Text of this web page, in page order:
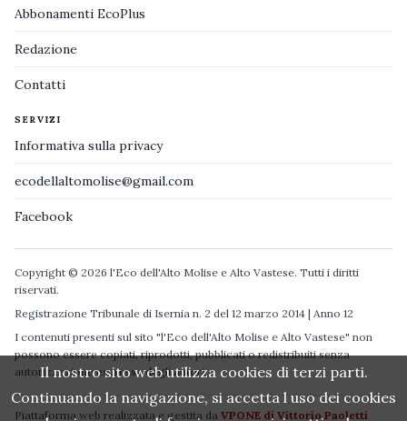
Abbonamenti EcoPlus
Redazione
Contatti
SERVIZI
Informativa sulla privacy
ecodellaltomolise@gmail.com
Facebook
Copyright © 2026 l'Eco dell'Alto Molise e Alto Vastese. Tutti i diritti
riservati.
Registrazione Tribunale di Isernia n. 2 del 12 marzo 2014 | Anno 12
I contenuti presenti sul sito "l'Eco dell'Alto Molise e Alto Vastese" non
possono essere copiati, riprodotti, pubblicati o redistribuiti senza
autorizzazione espressa degli autori.
Piattaforma web realizzata e gestita da VPONE di Vittorio Paoletti
Il nostro sito web utilizza cookies di terzi parti.
Continuando la navigazione, si accetta l uso dei cookies